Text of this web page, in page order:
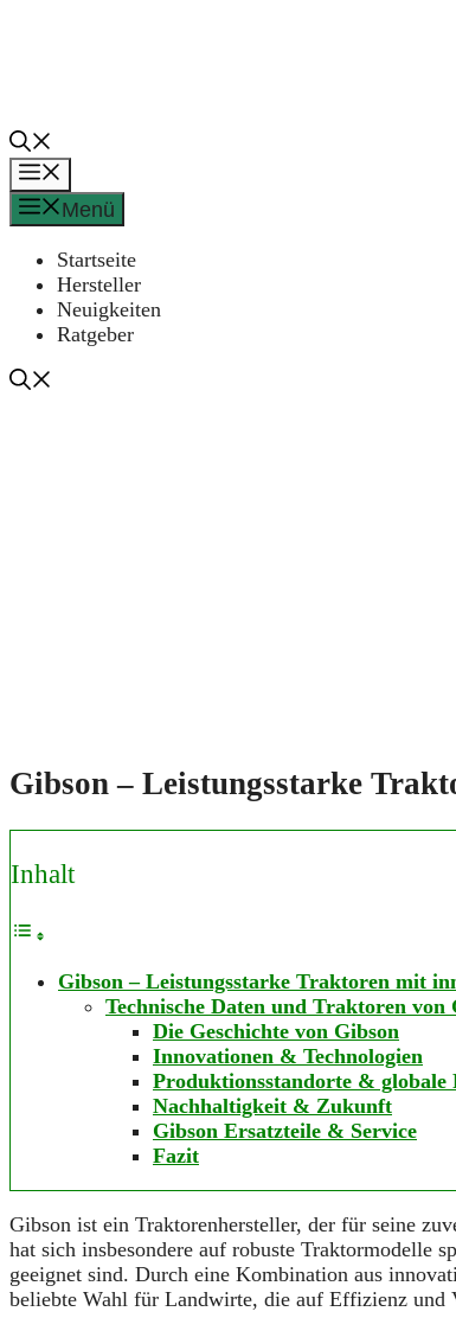
Menü
Startseite
Hersteller
Neuigkeiten
Ratgeber
Gibson – Leistungsstarke
Inhalt
Gibson – Leistungsstarke Traktoren mit
Technische Daten und Traktoren von
Die Geschichte von Gibson
Innovationen & Technologien
Produktionsstandorte & globale
Nachhaltigkeit & Zukunft
Gibson Ersatzteile & Service
Fazit
Gibson ist ein Traktorenhersteller, der für seine
hat sich insbesondere auf robuste Traktormodelle
geeignet sind. Durch eine Kombination aus
beliebte Wahl für Landwirte, die auf Effizienz und